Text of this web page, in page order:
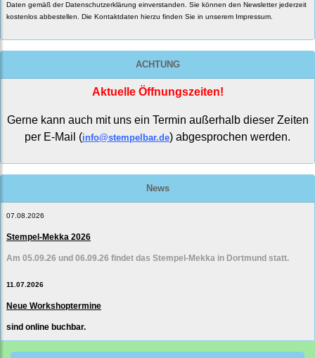
Daten gemäß der Datenschutzerklärung einverstanden. Sie können den Newsletter jederzeit
kostenlos abbestellen. Die Kontaktdaten hierzu finden Sie in unserem Impressum.
ACHTUNG
Aktuelle Öffnungszeiten!
Gerne kann auch mit uns ein Termin außerhalb dieser Zeiten
per E-Mail (info@stempelbar.de) abgesprochen werden.
News
07.08.2026
Stempel-Mekka 2026
Am 05.09.26 und 06.09.26 findet das Stempel-Mekka in Dortmund statt.
11.07.2026
Neue Workshoptermine
sind online buchbar.